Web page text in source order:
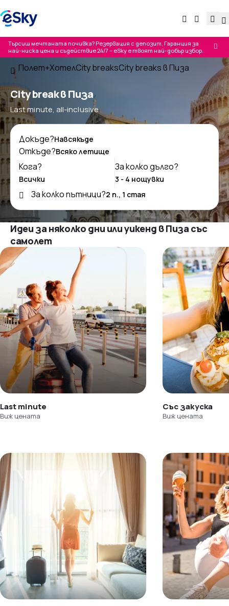
Търсиш мечтаната почивка? Резервация с депозит, Гаранция за
най-ниска цена и съдействие 24/7 – eSky е твоят най-добър избор.
Полет+ХотелCity breaksCity breaks в Пиза
City break в Пиза
Last minute, all-inclusive
Докъде?
Откъде?
Кога?
За колко дълго?
За колко пътници?
Идеи за няколко дни или уикенд в Пиза със
самолет
Last minute
Виж цената
Със закуска
Виж цената